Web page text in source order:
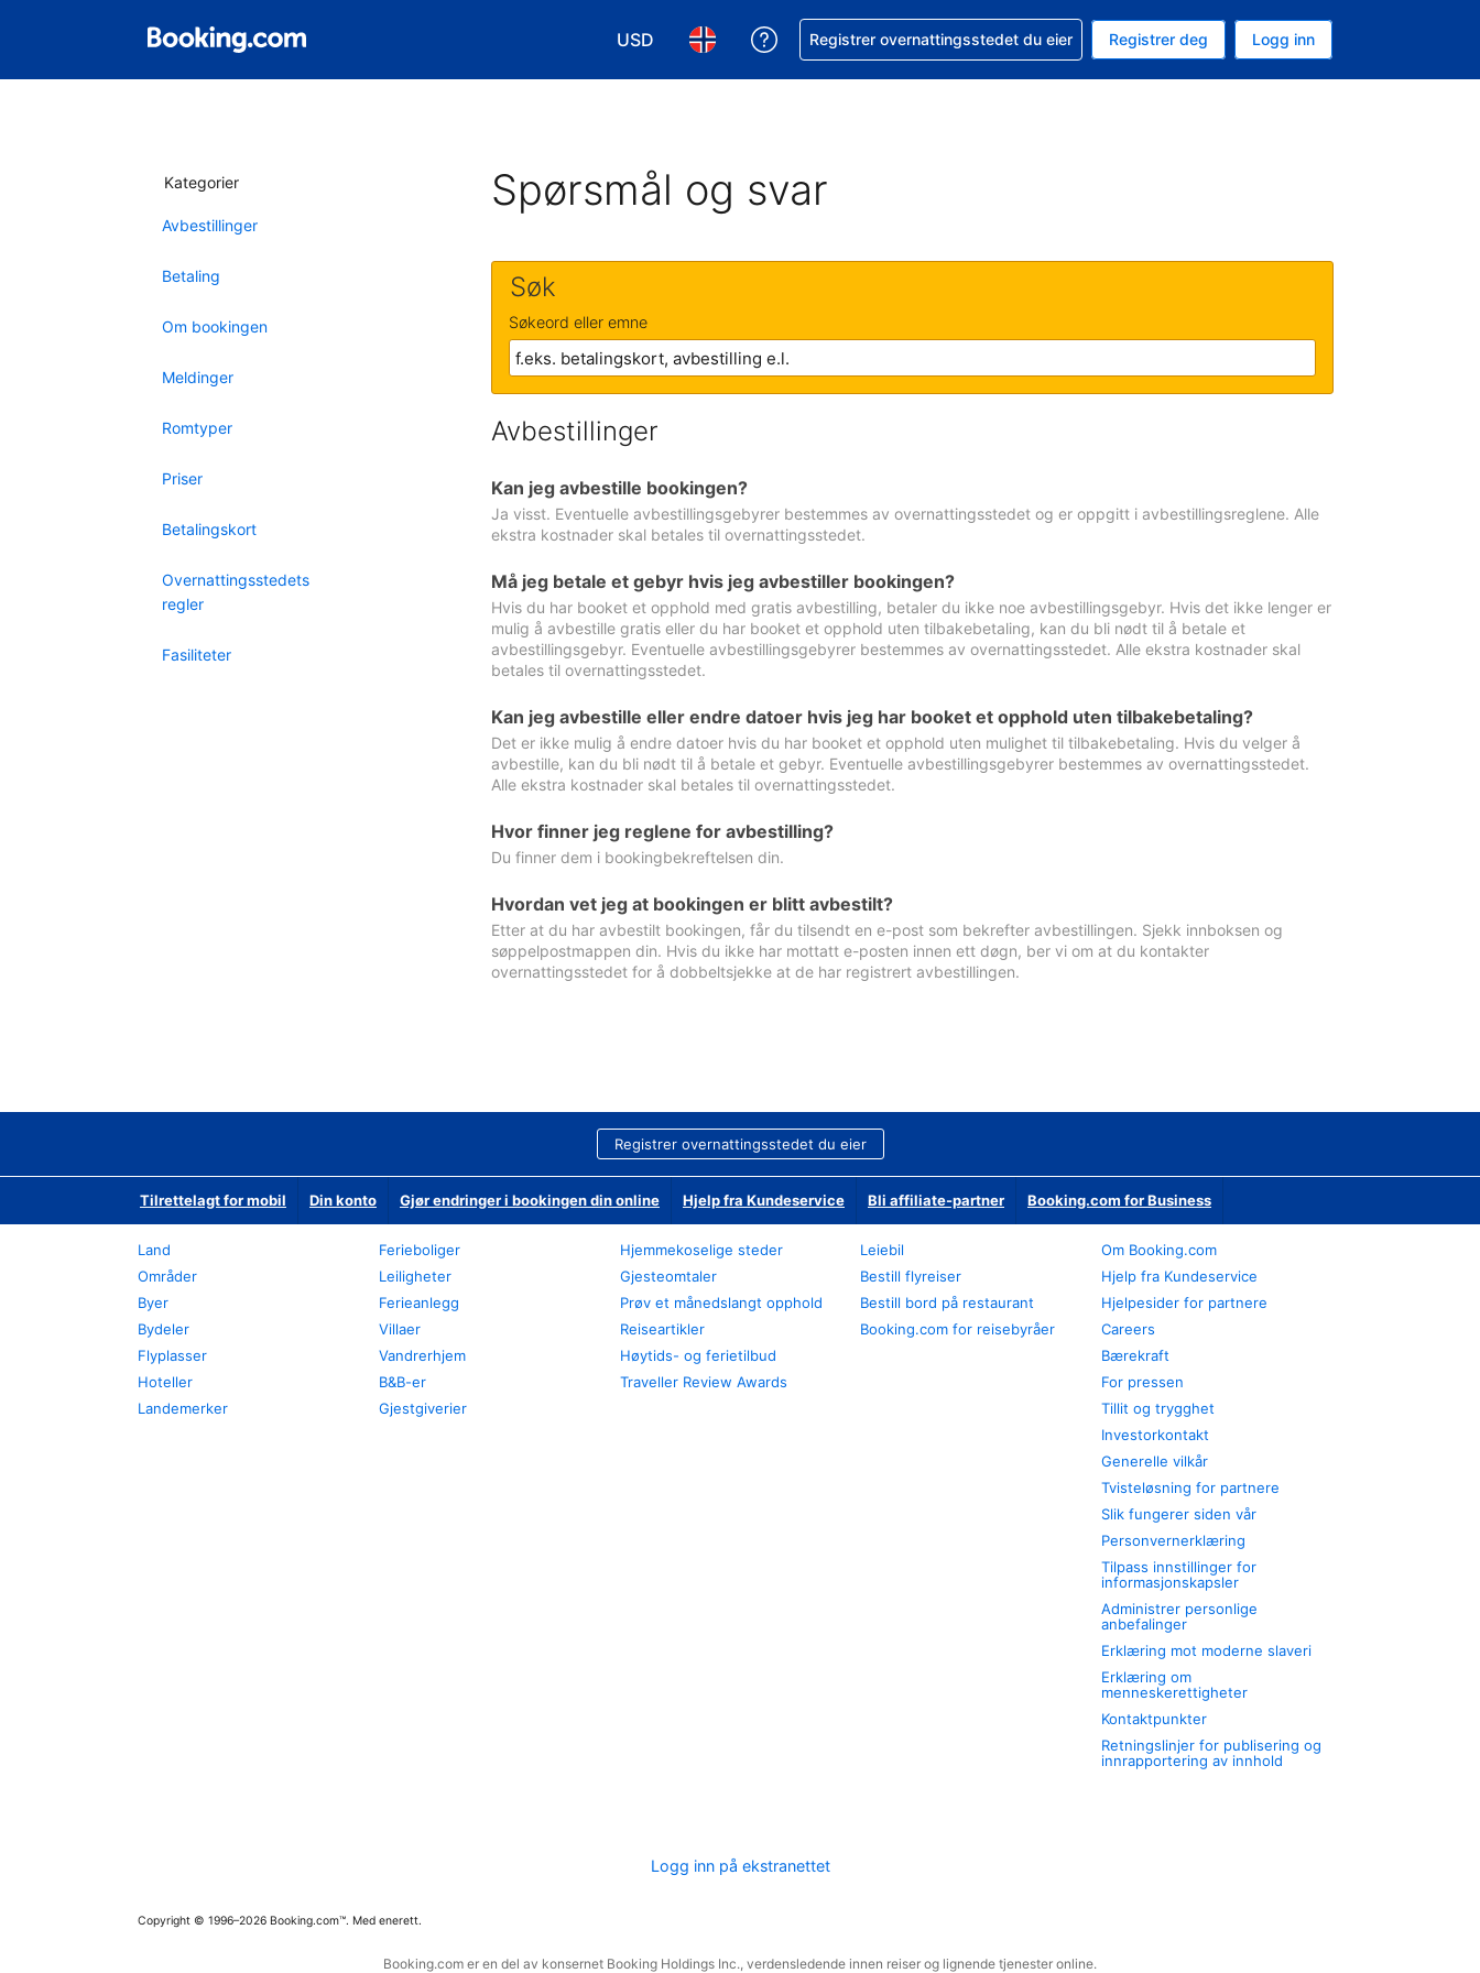
USD
Velg valuta. Du har valgt Amerikansk dollar som valuta
Velg språk. Du har valgt Norsk som språk
Få hjelp med bookingen din
Registrer overnattingsstedet du eier Registrer deg Logg inn
Kategorier
Avbestillinger
Betaling
Om bookingen
Meldinger
Romtyper
Priser
Betalingskort
Overnattingsstedets
regler
Fasiliteter
Spørsmål og svar
Søk
Søkeord eller emne
Avbestillinger
Kan jeg avbestille bookingen?
Ja visst. Eventuelle avbestillingsgebyrer bestemmes av overnattingsstedet og er oppgitt i avbestillingsreglene. Alle
ekstra kostnader skal betales til overnattingsstedet.
Må jeg betale et gebyr hvis jeg avbestiller bookingen?
Hvis du har booket et opphold med gratis avbestilling, betaler du ikke noe avbestillingsgebyr. Hvis det ikke lenger er
mulig å avbestille gratis eller du har booket et opphold uten tilbakebetaling, kan du bli nødt til å betale et
avbestillingsgebyr. Eventuelle avbestillingsgebyrer bestemmes av overnattingsstedet. Alle ekstra kostnader skal
betales til overnattingsstedet.
Kan jeg avbestille eller endre datoer hvis jeg har booket et opphold uten tilbakebetaling?
Det er ikke mulig å endre datoer hvis du har booket et opphold uten mulighet til tilbakebetaling. Hvis du velger å
avbestille, kan du bli nødt til å betale et gebyr. Eventuelle avbestillingsgebyrer bestemmes av overnattingsstedet.
Alle ekstra kostnader skal betales til overnattingsstedet.
Hvor finner jeg reglene for avbestilling?
Du finner dem i bookingbekreftelsen din.
Hvordan vet jeg at bookingen er blitt avbestilt?
Etter at du har avbestilt bookingen, får du tilsendt en e-post som bekrefter avbestillingen. Sjekk innboksen og
søppelpostmappen din. Hvis du ikke har mottatt e-posten innen ett døgn, ber vi om at du kontakter
overnattingsstedet for å dobbeltsjekke at de har registrert avbestillingen.
Registrer overnattingsstedet du eier
Tilrettelagt for mobil Din konto Gjør endringer i bookingen din online Hjelp fra Kundeservice Bli affiliate-partner Booking.com for Business
Land
Områder
Byer
Bydeler
Flyplasser
Hoteller
Landemerker
Ferieboliger
Leiligheter
Ferieanlegg
Villaer
Vandrerhjem
B&B-er
Gjestgiverier
Hjemmekoselige steder
Gjesteomtaler
Prøv et månedslangt opphold
Reiseartikler
Høytids- og ferietilbud
Traveller Review Awards
Leiebil
Bestill flyreiser
Bestill bord på restaurant
Booking.com for reisebyråer
Om Booking.com
Hjelp fra Kundeservice
Hjelpesider for partnere
Careers
Bærekraft
For pressen
Tillit og trygghet
Investorkontakt
Generelle vilkår
Tvisteløsning for partnere
Slik fungerer siden vår
Personvernerklæring
Tilpass innstillinger for
informasjonskapsler
Administrer personlige
anbefalinger
Erklæring mot moderne slaveri
Erklæring om
menneskerettigheter
Kontaktpunkter
Retningslinjer for publisering og
innrapportering av innhold
Logg inn på ekstranettet
Copyright © 1996–2026 Booking.com™. Med enerett.
Booking.com er en del av konsernet Booking Holdings Inc., verdensledende innen reiser og lignende tjenester online.